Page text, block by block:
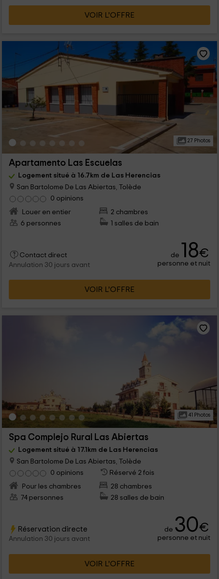
VOIR L’OFFRE
27 Photos
Apartamento Las Escuelas
Logement situé à 16.7km de Las Herencias
San Bartolome De Las Abiertas, Tolède
0 opinions
Louer en entier
2 chambres
6 personnes
1 salles de bain
Contact direct
Annulation 30 jours avant
de 18€
personne et nuit
VOIR L’OFFRE
41 Photos
Spa Complejo Rural Las Abiertas
Logement situé à 17.1km de Las Herencias
San Bartolome De Las Abiertas, Tolède
0 opinions
Réservé 2 fois
Pour les chambres
28 chambres
74 personnes
28 salles de bain
Réservation directe
Annulation 30 jours avant
de 30€
personne et nuit
VOIR L’OFFRE